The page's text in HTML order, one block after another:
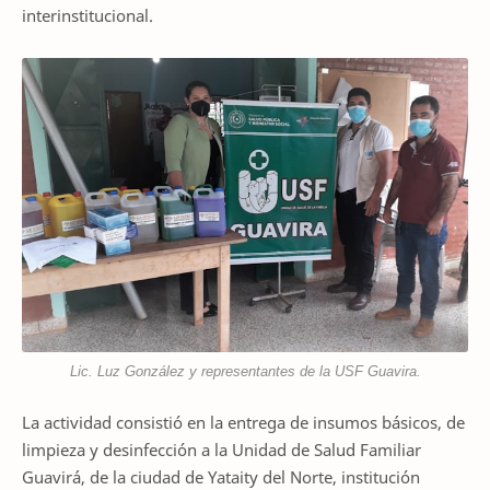
interinstitucional.
Lic. Luz González y representantes de la USF Guavira.
La actividad consistió en la entrega de insumos básicos, de
limpieza y desinfección a la Unidad de Salud Familiar
Guavirá, de la ciudad de Yataity del Norte, institución